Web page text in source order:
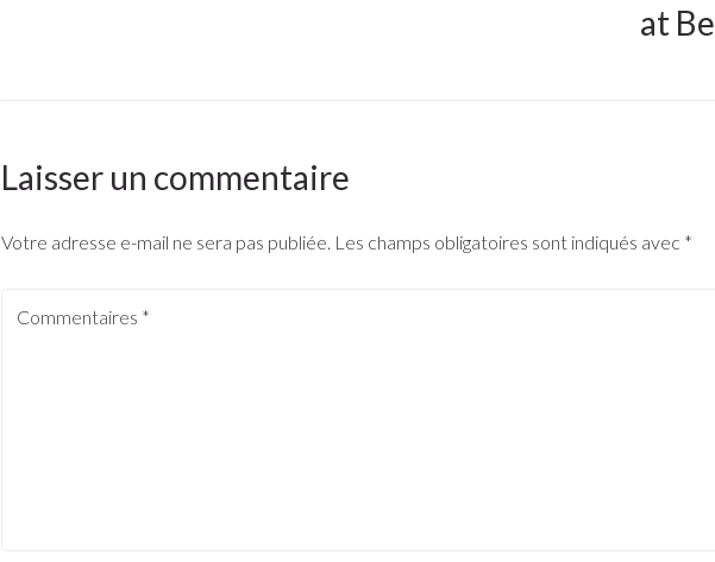
at
Laisser un commentaire
Votre adresse e-mail ne sera pas publiée. Les champs obligatoires sont indiqués avec *